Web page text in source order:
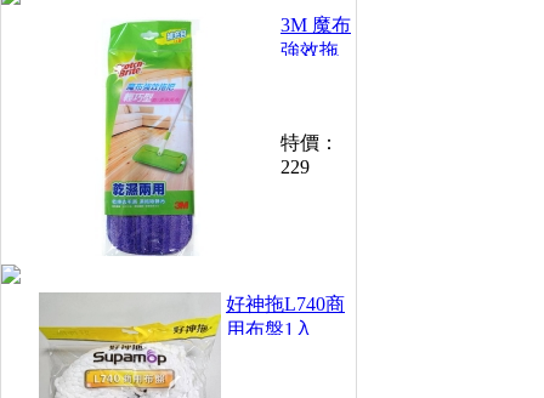
3M 魔布
強效拖
特價：
229
好神拖L740商
用布盤1入